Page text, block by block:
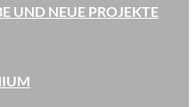
UND NEUE PROJEKTE